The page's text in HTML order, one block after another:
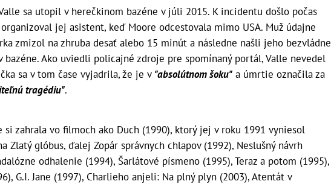
sa utopil v herečkinom bazéne v júli 2015. K incidentu došlo počas
jej asistent, keď Moore odcestovala mimo USA. Muž údajne
zmizol na zhruba desať alebo 15 minút a následne našli jeho bezvládne
bazéne. Ako uviedli policajné zdroje pre spomínaný portál, Valle nevedel
sa v tom čase vyjadrila, že je v "absolútnom šoku" a úmrtie označila za
tragédiu".
si zahrala vo filmoch ako Duch (1990), ktorý jej v roku 1991 vyniesol
Zlatý glóbus, ďalej Zopár správnych chlapov (1992), Neslušný návrh
odhalenie (1994), Šarlátové písmeno (1995), Teraz a potom (1995),
G.I. Jane (1997), Charlieho anjeli: Na plný plyn (2003), Atentát v